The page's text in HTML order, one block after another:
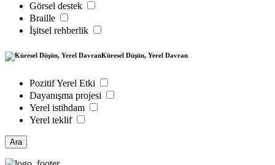
Görsel destek
Braille
İşitsel rehberlik
Küresel Düşün, Yerel Davran
Pozitif Yerel Etki
Dayanışma projesi
Yerel istihdam
Yerel teklif
Ara